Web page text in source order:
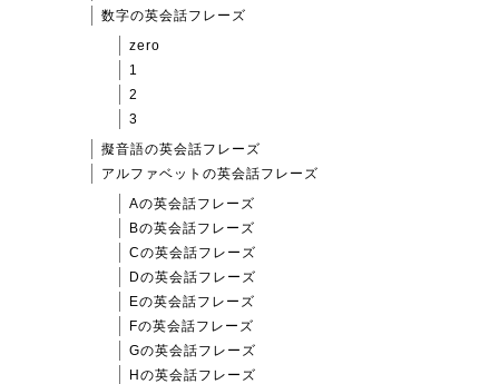
数字の英会話フレーズ
zero
1
2
3
擬音語の英会話フレーズ
アルファベットの英会話フレーズ
Aの英会話フレーズ
Bの英会話フレーズ
Cの英会話フレーズ
Dの英会話フレーズ
Eの英会話フレーズ
Fの英会話フレーズ
Gの英会話フレーズ
Hの英会話フレーズ